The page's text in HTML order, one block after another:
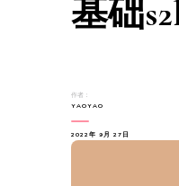
基础
作者：
YAOYAO
2022年 9月 27日